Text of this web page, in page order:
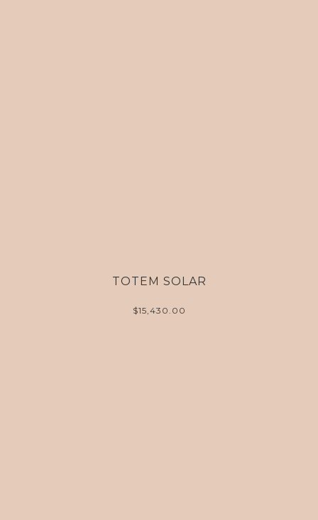
TOTEM SOLAR
$15,430.00